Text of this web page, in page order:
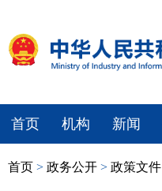
首页 机构 新闻
首页 > 政务公开 > 政策文件